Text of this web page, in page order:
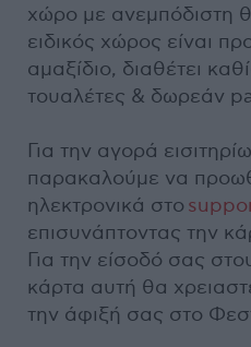
χώρο με ανεμπόδιστη
ειδικός χώρος είναι
αμαξίδιο, διαθέτει
τουαλέτες & δωρεάν
Για την αγορά
παρακαλούμε να
ηλεκτρονικά στο
επισυνάπτοντας την
Για την είσοδό σας
κάρτα αυτή θα
την άφιξή σας στο